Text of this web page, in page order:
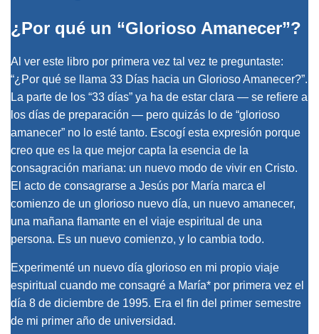
¿Por qué un “Glorioso Amanecer”?
Al ver este libro por primera vez tal vez te preguntaste:
“¿Por qué se llama 33 Días hacia un Glorioso Amanecer?”.
La parte de los “33 días” ya ha de estar clara — se refiere a
los días de preparación — pero quizás lo de “glorioso
amanecer” no lo esté tanto. Escogí esta expresión porque
creo que es la que mejor capta la esencia de la
consagración mariana: un nuevo modo de vivir en Cristo.
El acto de consagrarse a Jesús por María marca el
comienzo de un glorioso nuevo día, un nuevo amanecer,
una mañana flamante en el viaje espiritual de una
persona. Es un nuevo comienzo, y lo cambia todo.
Experimenté un nuevo día glorioso en mi propio viaje
espiritual cuando me consagré a María* por primera vez el
día 8 de diciembre de 1995. Era el fin del primer semestre
de mi primer año de universidad.